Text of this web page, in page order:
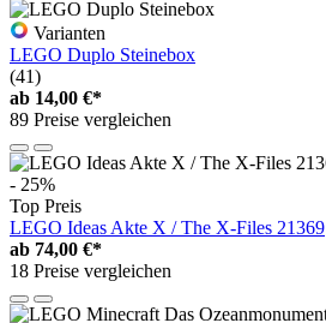
Varianten
LEGO Duplo Steinebox
(41)
ab 14,00 €*
89 Preise vergleichen
- 25%
Top Preis
LEGO Ideas Akte X / The X-Files 21369
ab 74,00 €*
18 Preise vergleichen